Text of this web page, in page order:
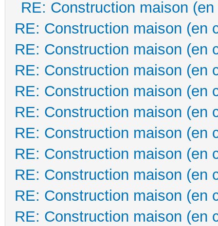
RE: Construction maison
RE: Construction maison (en
RE: Construction maison (en
RE: Construction maison (en
RE: Construction maison (en
RE: Construction maison (en
RE: Construction maison (en
RE: Construction maison (en
RE: Construction maison (en
RE: Construction maison (en
RE: Construction maison (en